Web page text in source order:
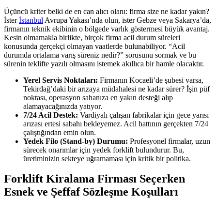
Üçüncü kriter belki de en can alıcı olanı: firma size ne kadar yakın?
İsterİstanbul Avrupa Yakası’nda olun, ister Gebze veya Sakarya’da,
firmanın teknik ekibinin o bölgede varlık göstermesi büyük avantaj.
Kesin olmamakla birlikte, birçok firma acil durum süreleri
konusunda gerçekçi olmayan vaatlerde bulunabiliyor. “Acil
durumda ortalama varış süreniz nedir?” sorusunu sormak ve bu
sürenin teklifte yazılı olmasını istemek akıllıca bir hamle olacaktır.
Yerel Servis Noktaları: Firmanın Kocaeli’de şubesi varsa,
Tekirdağ’daki bir arızaya müdahalesi ne kadar sürer? İşin püf
noktası, operasyon sahanıza en yakın desteği alıp
alamayacağınızda yatıyor.
7/24 Acil Destek: Vardiyalı çalışan fabrikalar için gece yarısı
arızası ertesi sabahı bekleyemez. Acil hattının gerçekten 7/24
çalıştığından emin olun.
Yedek Filo (Stand-by) Durumu: Profesyonel firmalar, uzun
sürecek onarımlar için yedek forklift bulundurur. Bu,
üretiminizin sekteye uğramaması için kritik bir politika.
Forklift Kiralama Firması Seçerken
Esnek ve Şeffaf Sözleşme Koşulları